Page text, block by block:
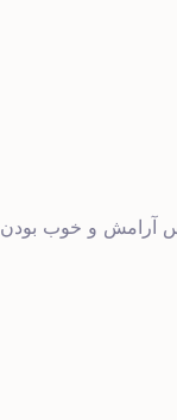
آرامش و خوب بودن